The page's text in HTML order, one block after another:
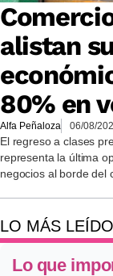
alistan
80% en
Alfa Peñaloza 06/08/
El regreso a clases
representa la última
negocios al borde del
LO MÁS LEÍDO
Lo que